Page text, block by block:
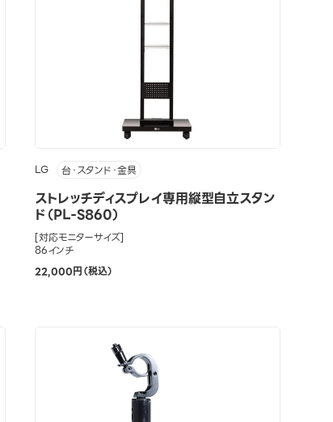
LG 台・スタンド・金具
ストレッチディスプレイ専用縦型自立スタン
ド（PL-S860）
[対応モニターサイズ]
86インチ
22,000円（税込）